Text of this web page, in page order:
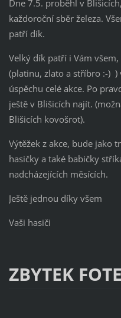
Dne 7.5. proběhl v
každoroční sběr železa.
patří dík.
Velký dík patří i Vám
(platinu, zlato a stříbro :-)
úspěchu celé akce. Po
ještě v Blišicích najít.
Blišicích kovošrot).
Výtěžek z akce, bude jako
hasičky a také babičky
nadcházejících měsících.
Ještě jednou díky všem
Vaši hasiči
ZBYTEK